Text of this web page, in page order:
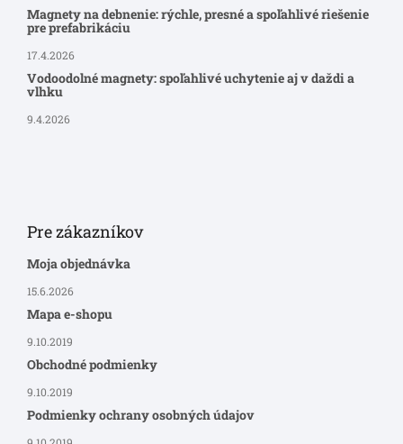
Magnety na debnenie: rýchle, presné a spoľahlivé riešenie
pre prefabrikáciu
17.4.2026
Vodoodolné magnety: spoľahlivé uchytenie aj v daždi a
vlhku
9.4.2026
Pre zákazníkov
Moja objednávka
15.6.2026
Mapa e-shopu
9.10.2019
Obchodné podmienky
9.10.2019
Podmienky ochrany osobných údajov